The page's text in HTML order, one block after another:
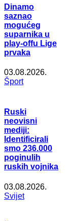
Dinamo
saznao
mogućeg
suparnika u
play-offu Lige
prvaka
03.08.2026.
Šport
Ruski
neovisni
mediji:
Identificirali
smo 236.000
poginulih
ruskih vojnika
03.08.2026.
Svijet